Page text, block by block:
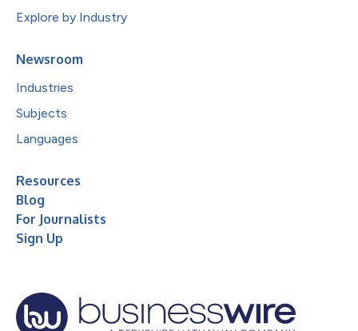
Explore by Industry
Newsroom
Industries
Subjects
Languages
Resources
Blog
For Journalists
Sign Up